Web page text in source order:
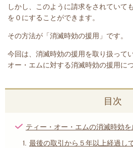
しかし、このように請求をされていて
を０にすることができます。
その方法が「消滅時効の援用」です。
今回は、 消滅時効の援用を取り扱って
オー・エムに対する消滅時効の援用に
目次
ティー・オー・エムの消滅時効
最後の取引から５年以上経過し